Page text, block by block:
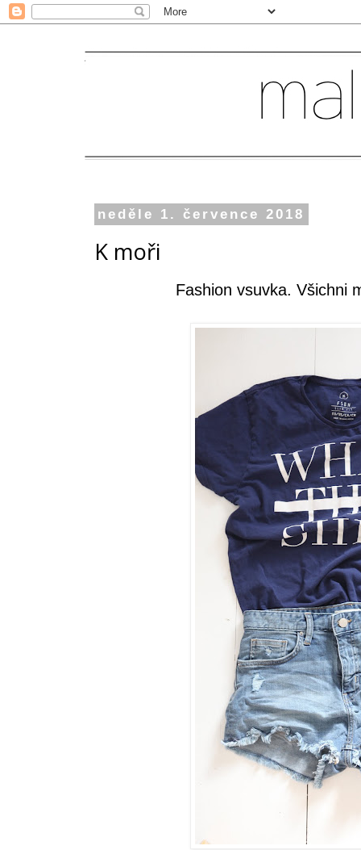
neděle 1. července 2018
K moři
Fashion vsuvka. Všichni